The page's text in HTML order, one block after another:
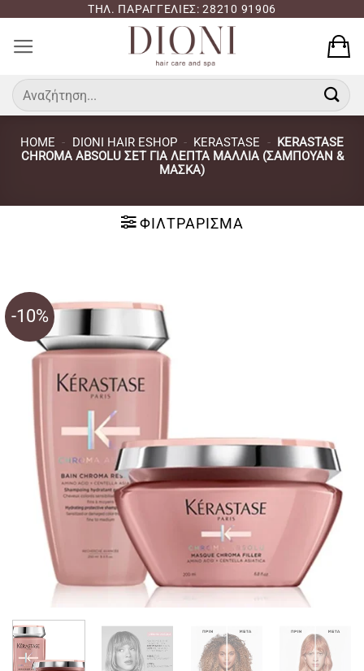
περιεχόμενο
ΤΗΛ. ΠΑΡΑΓΓΕΛΙΕΣ: 28210 91906
Αναζήτηση
για:
HOME - DIONI HAIR ESHOP - KERASTASE - KERASTASE
CHROMA ABSOLU ΣΕΤ ΓΙΑ ΛΕΠΤΆ ΜΑΛΛΙΆ (ΣΑΜΠΟΥΆΝ &
ΜΆΣΚΑ)
ΦΙΛΤΡΆΡΙΣΜΑ
-10%